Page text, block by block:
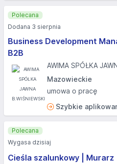
Business Development
B2B
AWIMA SPÓŁKA
Mazowieckie
umowa o pracę
Szybkie
Polecana
Dodana 3 sierpnia
Cieśla szalunkowy | Murarz
Polecana
Wygasa dzisiaj